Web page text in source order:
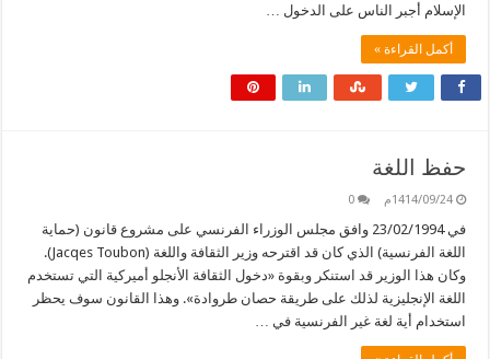
الإسلام أجبر الناس على الدخول …
أكمل القراءة »
حفظ اللغة
1414/09/24م 0
في 23/02/1994 وافق مجلس الوزراء الفرنسي على مشروع قانون (حماية
اللغة الفرنسية) الذي كان قد اقترحه وزير الثقافة واللغة (Jacqes Toubon).
وكان هذا الوزير قد استنكر وبقوة «دخول الثقافة الأنجلو أميركية التي تستخدم
اللغة الإنجليزية لذلك على طريقة حصان طروادة». وهذا القانون سوف يحظر
استخدام أية لغة غير الفرنسية في …